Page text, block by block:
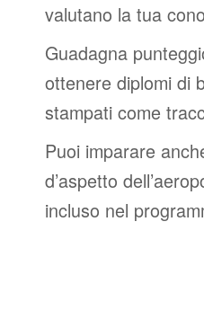
valutano la tua
Guadagna
ottenere diplomi di
stampati come
Puoi imparare
d’aspetto
incluso nel